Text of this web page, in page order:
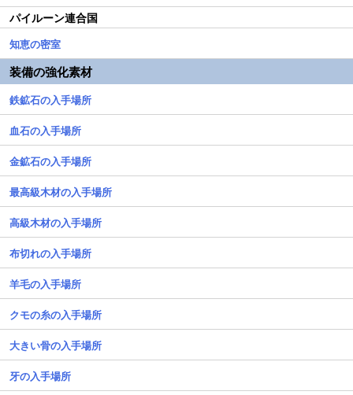
パイルーン連合国
知恵の密室
装備の強化素材
鉄鉱石の入手場所
血石の入手場所
金鉱石の入手場所
最高級木材の入手場所
高級木材の入手場所
布切れの入手場所
羊毛の入手場所
クモの糸の入手場所
大きい骨の入手場所
牙の入手場所